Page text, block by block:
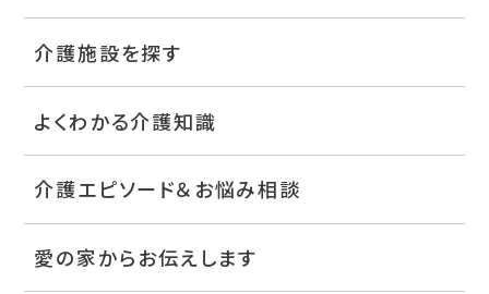
介護施設を探す
よくわかる介護知識
介護エピソード＆お悩み相談
愛の家からお伝えします